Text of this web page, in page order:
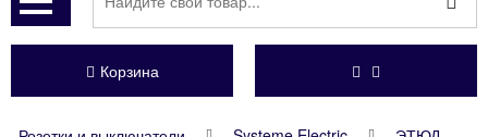
Корзина